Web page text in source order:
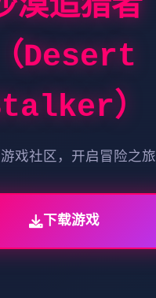
（Desert
）
戏社区，开启冒险之旅
下载游戏